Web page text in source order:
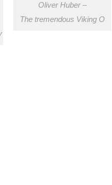
Oliver Huber –
The tremendous Viking O